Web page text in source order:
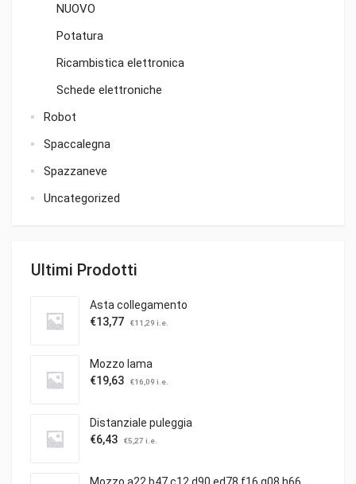
NUOVO
Potatura
Ricambistica elettronica
Schede elettroniche
Robot
Spaccalegna
Spazzaneve
Uncategorized
Ultimi Prodotti
Asta collegamento
€13,77 €11,29 i.e.
Mozzo lama
€19,63 €16,09 i.e.
Distanziale puleggia
€6,43 €5,27 i.e.